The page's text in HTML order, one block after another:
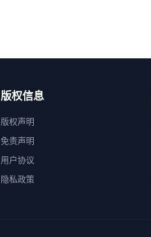
版权信息
版权声明
免责声明
用户协议
隐私政策